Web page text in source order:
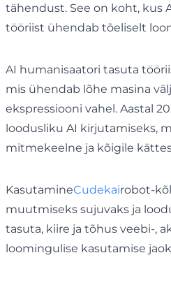
tähendust. See on koht, kus
tööriist ühendab tõeliselt
AI humanisaatori tasuta
mis ühendab lõhe masina
ekspressiooni vahel. Aastal
loodusliku AI kirjutamiseks,
mitmekeelne ja kõigile
KasutamineCudekairobot-
muutmiseks sujuvaks ja
tasuta, kiire ja tõhus veebi-,
loomingulise kasutamise